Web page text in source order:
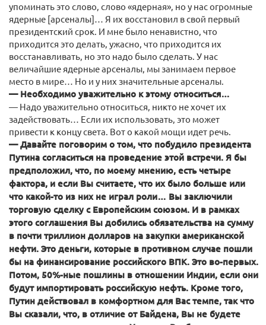
упоминать это слово, слово «ядерная», но у нас огромные
ядерные [арсеналы]… Я их восстановил в свой первый
президентский срок. И мне было ненавистно, что
приходится это делать, ужасно, что приходится их
восстанавливать, но это надо было сделать. У нас
величайшие ядерные арсеналы, мы занимаем первое
место в мире… Но и у них значительные арсеналы.
— Необходимо уважительно к этому относиться…
— Надо уважительно относиться, никто не хочет их
задействовать… Если их использовать, это может
привести к концу света. Вот о какой мощи идет речь.
— Давайте поговорим о том, что побудило президента
Путина согласиться на проведение этой встречи. Я бы
предположил, что, по моему мнению, есть четыре
фактора, и если Вы считаете, что их было больше или
что какой-то из них не играл роли… Вы заключили
торговую сделку с Европейским союзом. И в рамках
этого соглашения Вы добились обязательства на сумму
в почти триллион долларов на закупки американской
нефти. Это деньги, которые в противном случае пошли
бы на финансирование российского ВПК. Это во-первых.
Потом, 50%-ные пошлины в отношении Индии, если они
будут импортировать российскую нефть. Кроме того,
Путин действовал в комфортном для Вас темпе, так что
Вы сказали, что, в отличие от Байдена, Вы не будете